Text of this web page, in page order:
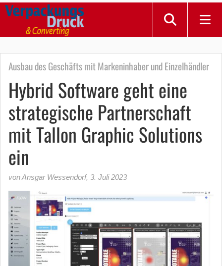
Ausbau des Geschäfts mit Markeninhaber und Einzelhändler
Hybrid Software geht eine
strategische Partnerschaft
mit Tallon Graphic Solutions
ein
von Ansgar Wessendorf, 3. Juli 2023